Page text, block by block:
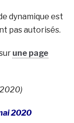
dynamique est
pas autorisés.
une page
2020